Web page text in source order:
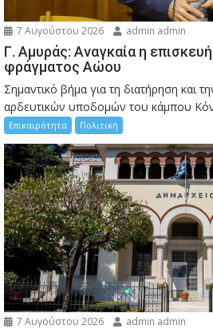
7 Αυγούστου 2026 admin admin
Γ. Αμυράς: Αναγκαία η
φράγματος Αώου
Σημαντικό βήμα για τη διατήρηση και
αρδευτικών υποδομών του κάμπου
Επικαιρότητα Πολιτική
7 Αυγούστου 2026 admin admin